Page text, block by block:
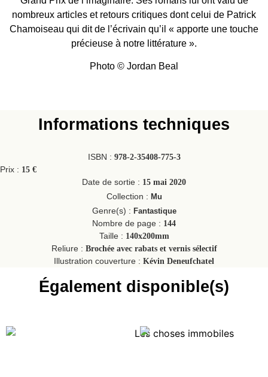
nombreux articles et retours critiques dont celui de Patrick
Chamoiseau qui dit de l’écrivain qu’il « apporte une touche
précieuse à notre littérature ».
Photo © Jordan Beal
Informations techniques
ISBN : 978-2-35408-775-3
Prix : 15 €
Date de sortie : 15 mai 2020
Collection : Mu
Genre(s) : Fantastique
Nombre de page : 144
Taille : 140x200mm
Reliure : Brochée avec rabats et vernis sélectif
Illustration couverture : Kévin Deneufchatel
Également disponible(s)